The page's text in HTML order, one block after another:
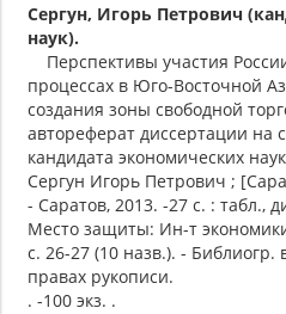
Сергун, Игорь Петрович
наук).
Перспективы участия
процессах в Юго-Восточной
создания зоны свободной
автореферат диссертации на
кандидата экономических
Сергун Игорь Петрович ;
- Саратов, 2013. -27 с. : табл.,
Место защиты: Ин-т
с. 26-27 (10 назв.). -
правах рукописи.
. -100 экз. .